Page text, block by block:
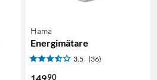
Hama
Energimätare
3.5 (36)
90